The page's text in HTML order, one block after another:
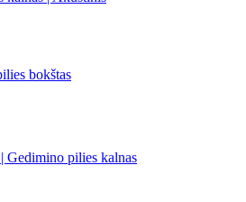
bokštas
Gedimino pilies kalnas